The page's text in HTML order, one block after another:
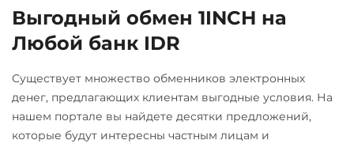
Optimism (OP)
PancakeSwap (CAKE)
Pepe
Pol (ex-MATIC)
POL
Карта МИР RUB
Любой банк
МТС Банк RUB
Открытие RUB
EUR UAH GBP
ОТП Банк
UAH
Ощадбанк UAH
Выгодный обмен 1INCH на
Любой банк IDR
Существует множество обменников электронных
денег, предлагающих клиентам выгодные условия. На
нашем портале вы найдете десятки предложений,
которые будут интересны частным лицам и